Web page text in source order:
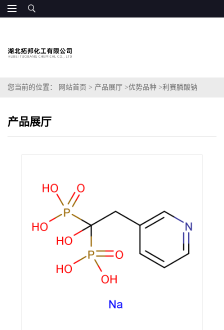
您当前的位置： 网站首页 > 产品展厅 >优势品种 >利赛膦酸钠
产品展厅